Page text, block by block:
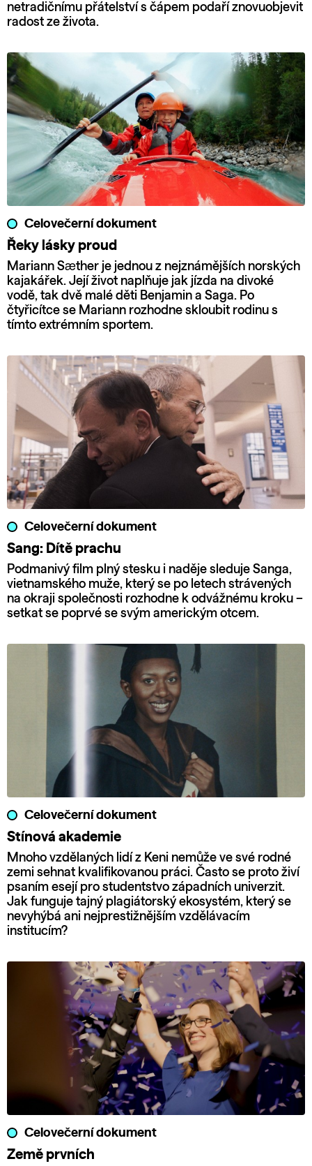
netradičnímu přátelství s čápem podaří znovuobjevit
radost ze života.
Celovečerní dokument
Řeky lásky proud
Mariann Sæther je jednou z nejznámějších norských
kajakářek. Její život naplňuje jak jízda na divoké
vodě, tak dvě malé děti Benjamin a Saga. Po
čtyřicítce se Mariann rozhodne skloubit rodinu s
tímto extrémním sportem.
Celovečerní dokument
Sang: Dítě prachu
Podmanivý film plný stesku i naděje sleduje Sanga,
vietnamského muže, který se po letech strávených
na okraji společnosti rozhodne k odvážnému kroku –
setkat se poprvé se svým americkým otcem.
Celovečerní dokument
Stínová akademie
Mnoho vzdělaných lidí z Keni nemůže ve své rodné
zemi sehnat kvalifikovanou práci. Často se proto živí
psaním esejí pro studentstvo západních univerzit.
Jak funguje tajný plagiátorský ekosystém, který se
nevyhýbá ani nejprestižnějším vzdělávacím
institucím?
Celovečerní dokument
Země prvních